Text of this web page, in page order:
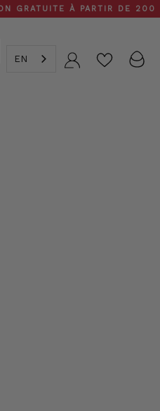
À PARTIR DE 200 $
EN Compte